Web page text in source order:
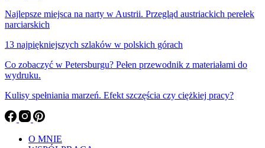
Najlepsze miejsca na narty w Austrii. Przegląd austriackich perełek
narciarskich
13 najpiękniejszych szlaków w polskich górach
Co zobaczyć w Petersburgu? Pełen przewodnik z materiałami do
wydruku.
Kulisy spełniania marzeń. Efekt szczęścia czy ciężkiej pracy?
O MNIE